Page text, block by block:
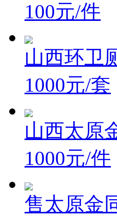
100元/件
山西环卫
1000元/套
山西太原
1000元/件
售太原金